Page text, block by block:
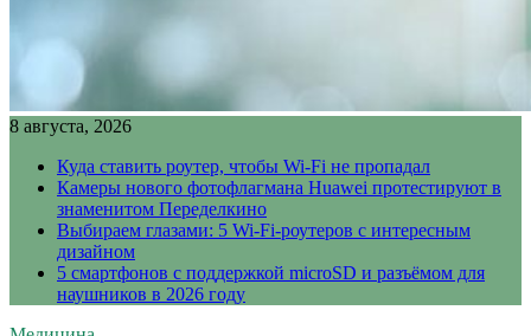
8 августа, 2026
Куда ставить роутер, чтобы Wi-Fi не пропадал
Камеры нового фотофлагмана Huawei протестируют в
знаменитом Переделкино
Выбираем глазами: 5 Wi-Fi-роутеров с интересным
дизайном
5 смартфонов с поддержкой microSD и разъёмом для
наушников в 2026 году